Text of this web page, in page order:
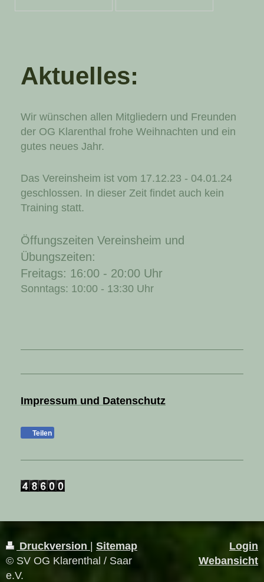
Aktuelles:
Wir wünschen allen Mitgliedern und Freunden
der OG Klarenthal frohe Weihnachten und ein
gutes neues Jahr.
Das Vereinsheim ist vom 17.12.23 - 04.01.24
geschlossen. In dieser Zeit findet auch kein
Training statt.
Öffungszeiten Vereinsheim und
Übungszeiten:
Freitags: 16:00 - 20:00 Uhr
Sonntags: 10:00 - 13:30 Uhr
Impressum und Datenschutz
Teilen
Druckversion
Sitemap
© SV OG Klarenthal / Saar
e.V.
Login
Webansicht